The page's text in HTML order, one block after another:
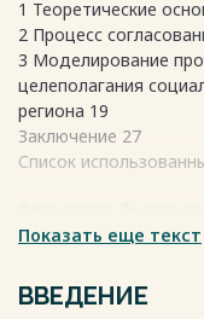
1 Теоретические
2 Процесс
3 Моделирование
целеполагания
региона 19
Заключение 27
Список
Показать еще текст
ВВЕДЕНИЕ